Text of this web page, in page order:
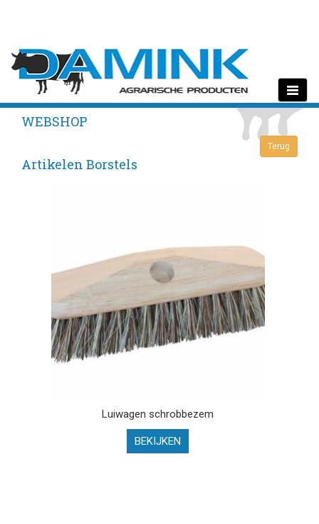
Toggle
WEBSHOP
Artikelen Borstels
Luiwagen schrobbezem
BEKIJKEN